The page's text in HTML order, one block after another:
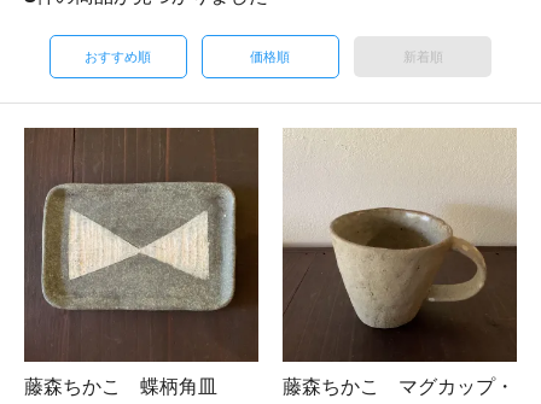
おすすめ順 価格順 新着順
藤森ちかこ 蝶柄角皿
藤森ちかこ マグカップ・